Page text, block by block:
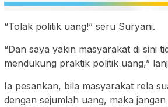
“Tolak politik uang!” seru Suryani.
“Dan saya yakin masyarakat di sini
mendukung praktik politik uang,”
Ia pesankan, bila masyarakat rela
dengan sejumlah uang, maka